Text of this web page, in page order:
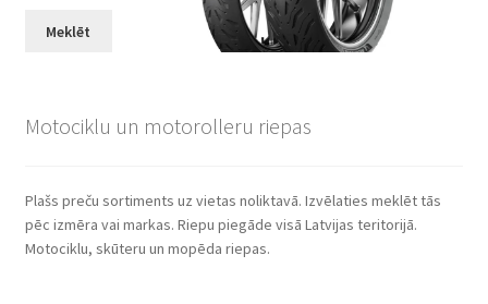
Meklēt
Motociklu un motorolleru riepas
Plašs preču sortiments uz vietas noliktavā. Izvēlaties meklēt tās
pēc izmēra vai markas. Riepu piegāde visā Latvijas teritorijā.
Motociklu, skūteru un mopēda riepas.